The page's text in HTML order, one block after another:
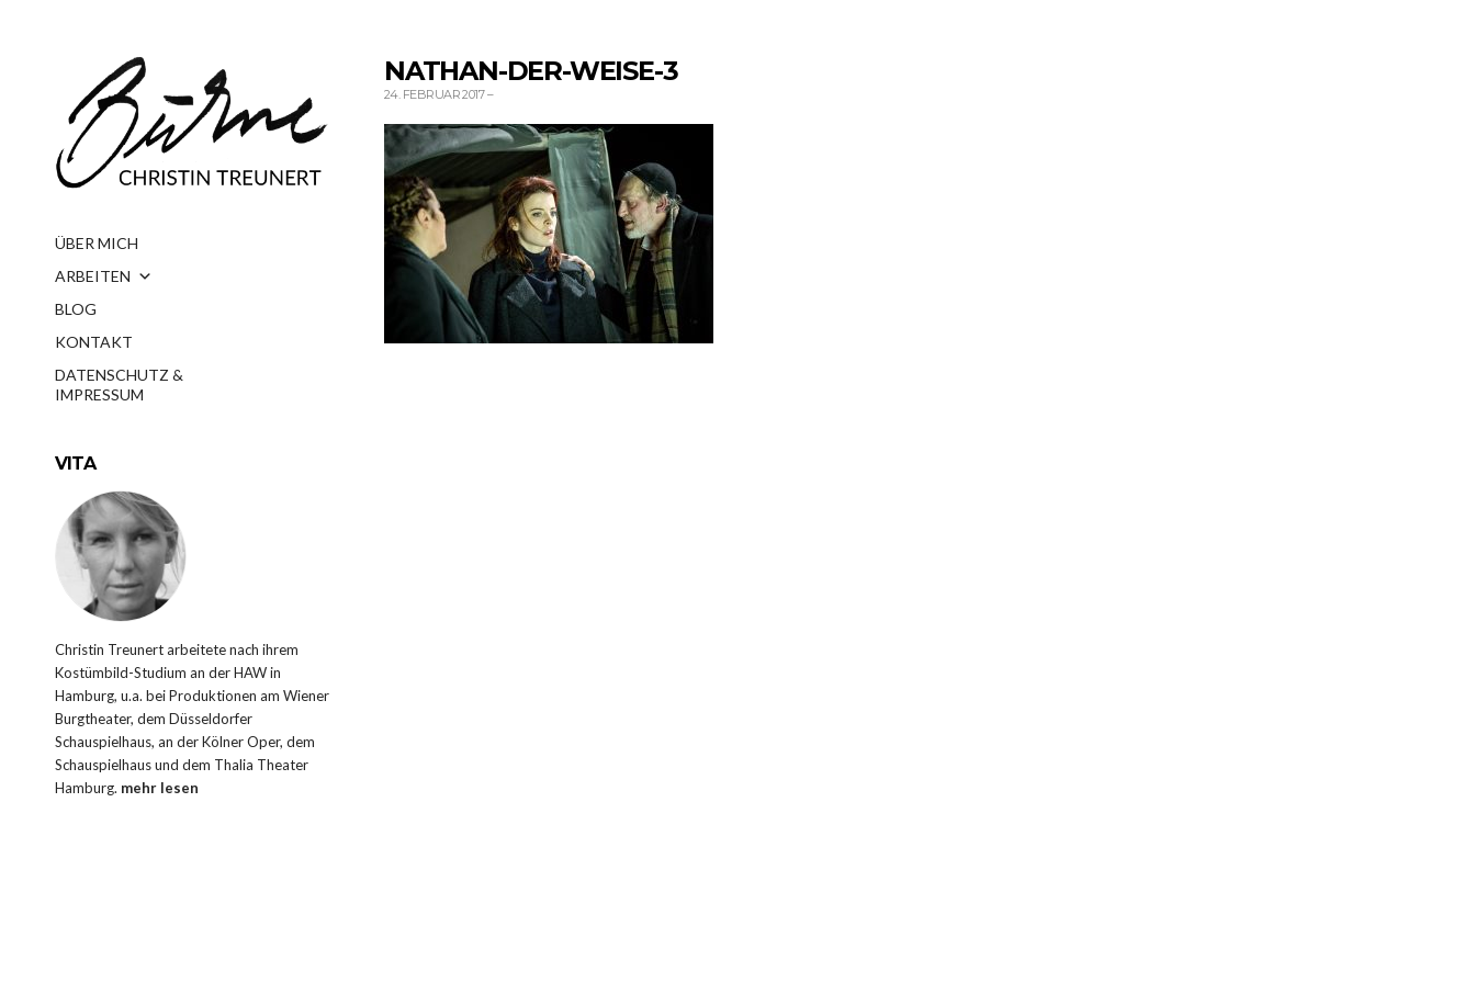
ÜBER MICH
ARBEITEN
BLOG
KONTAKT
DATENSCHUTZ &
IMPRESSUM
VITA
Christin Treunert arbeitete nach ihrem
Kostümbild-Studium an der HAW in
Hamburg, u.a. bei Produktionen am Wiener
Burgtheater, dem Düsseldorfer
Schauspielhaus, an der Kölner Oper, dem
Schauspielhaus und dem Thalia Theater
Hamburg. mehr lesen
NATHAN-DER-WEISE-3
24. FEBRUAR 2017–